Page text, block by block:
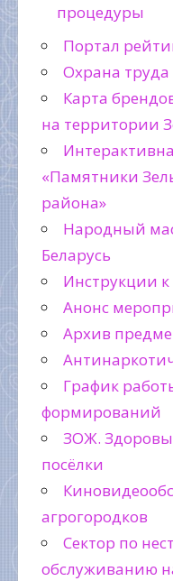
процедуры
Портал
Охрана труда
Карта
на территории
«Памятники
района»
Народный
Беларусь
Инструкции
Анонс
Архив
График
формирований
ЗОЖ.
посёлки
агрогородков
Сектор по
обслуживанию